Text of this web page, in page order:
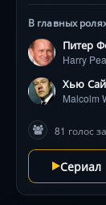
В главных
Питер
Harry
Хью
Malcolm
81 голос
Сериал